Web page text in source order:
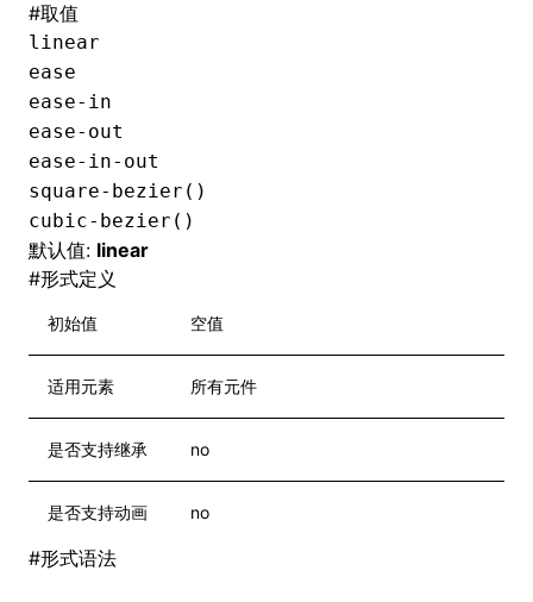
#取值
linear
ease
ease-in
ease-out
ease-in-out
square-bezier()
cubic-bezier()
默认值: linear
#形式定义
初始值 空值
适用元素 所有元件
是否支持继承 no
是否支持动画 no
#形式语法